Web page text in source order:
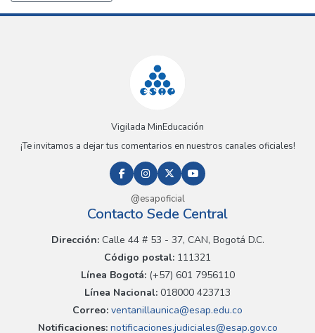
Vigilada MinEducación
¡Te invitamos a dejar tus comentarios en nuestros canales oficiales!
@esapoficial
Contacto Sede Central
Dirección:Calle 44 # 53 - 37, CAN, Bogotá D.C.
Código postal: 111321
Línea Bogotá:(+57) 601 7956110
Línea Nacional: 018000 423713
Correo: ventanillaunica@esap.edu.co
Notificaciones:notificaciones.judiciales@esap.gov.co